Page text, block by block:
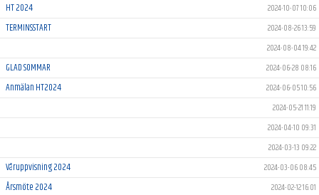
HT 2024 2024-10-07 10:06
TERMINSSTART
2024-08-26 13:59
2024-08-04 19:42
GLAD SOMMAR 2024-06-28 08:16
Anmälan HT2024
2024-06-05 10:56
2024-05-21 11:19
2024-04-10 09:31
2024-03-13 09:22
Våruppvisning 2024 2024-03-06 08:45
Årsmöte 2024 2024-02-12 16:01